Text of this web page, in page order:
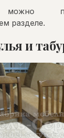
можно
разделе.
и